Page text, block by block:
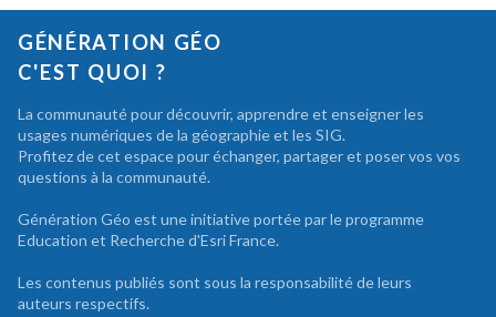
GÉNÉRATION GÉO
C'EST QUOI ?
La communauté pour découvrir, apprendre et enseigner les
usages numériques de la géographie et les SIG.
Profitez de cet espace pour échanger, partager et poser vos vos
questions à la communauté.
Génération Géo est une initiative portée par le programme
Education et Recherche d'Esri France.
Les contenus publiés sont sous la responsabilité de leurs
auteurs respectifs.